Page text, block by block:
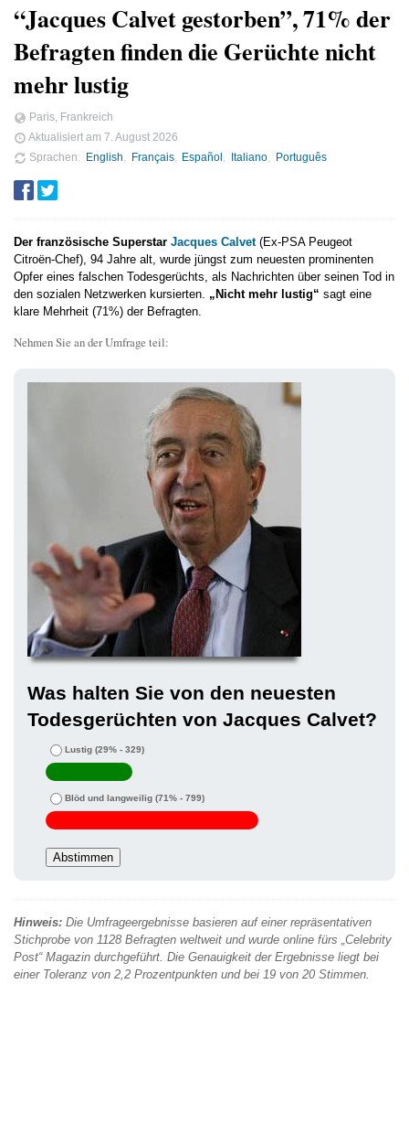
“Jacques Calvet gestorben”, 71% der
Befragten finden die Gerüchte nicht
mehr lustig
Paris, Frankreich
Aktualisiert am 7. August 2026
Sprachen
English Français Español Italiano Português
Der französische Superstar Jacques Calvet(Ex-PSA Peugeot
Citroën-Chef), 94 Jahre alt, wurde jüngst zum neuesten prominenten
Opfer eines falschen Todesgerüchts, als Nachrichten über seinen Tod in
den sozialen Netzwerken kursierten. „Nicht mehr lustig“ sagt eine
klare Mehrheit (71%) der Befragten.
Nehmen Sie an der Umfrage teil:
Was halten Sie von den neuesten
Todesgerüchten von Jacques Calvet?
Lustig (29% - 329)
Blöd und langweilig (71% - 799)
Hinweis: Die Umfrageergebnisse basieren auf einer repräsentativen
Stichprobe von 1128 Befragten weltweit und wurde online fürs „Celebrity
Post“ Magazin durchgeführt. Die Genauigkeit der Ergebnisse liegt bei
einer Toleranz von 2,2 Prozentpunkten und bei 19 von 20 Stimmen.